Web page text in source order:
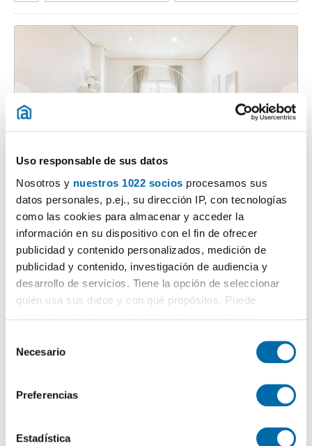
Uso responsable de sus datos
Nosotros y nuestros 1022 socios procesamos sus
datos personales, p.ej., su dirección IP, con tecnologías
como las cookies para almacenar y acceder la
información en su dispositivo con el fin de ofrecer
publicidad y contenido personalizados, medición de
publicidad y contenido, investigación de audiencia y
desarrollo de servicios. Tiene la opción de seleccionar
quién usa sus datos y con qué propósitos. Puede
el Menú de consentimiento.
Recopilar información sobre su ubicación geográfica
Identificar su dispositivo analizándolo activamente
Necesario
Preferencias
Estadística
1.400€
70m2 3 Hab 1 Baño
Jesús, La Raiosa, Valencia
Llamar
Contactar
PREMIUM Máx. 10km